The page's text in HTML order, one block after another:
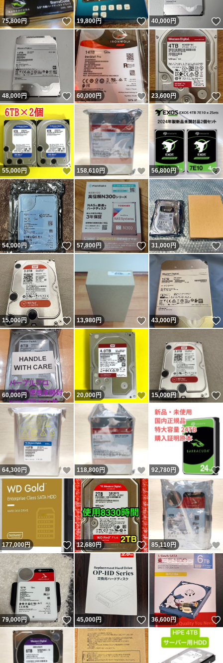
75,800円 いいね！
19,800円 いいね！
40,000円
48,000円 いいね！
60,000円 いいね！
23,600円
55,000円 いいね！
158,610円 いいね！
56,800円
54,000円 いいね！
57,800円 いいね！
31,000円
15,000円 いいね！
13,980円 いいね！
43,000円
60,000円 いいね！
20,000円 いいね！
15,000円
64,300 円 いいね！
118,800円 いいね！
92,780 円
177,000円 いいね！
12,680円 いいね！
85,110円
79,000円 いいね！
45,000円 いいね！
36,600円